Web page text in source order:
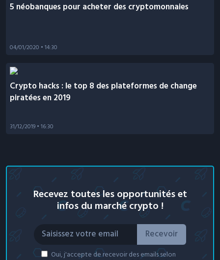
5 néobanques pour acheter des cryptomonnaies
04/01/2020 • 14:30
Crypto hacks : le top 8 des plateformes de change
piratées en 2019
31/12/2019 • 16:30
Recevez toutes les opportunités et
infos du marché crypto !
Recevoir
Oui, j'accepte de recevoir des emails selon